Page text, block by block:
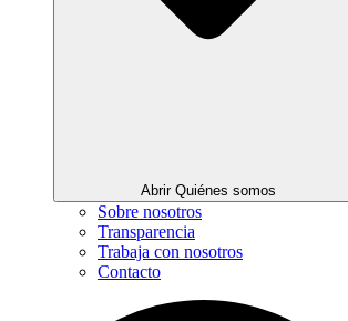
Abrir Quiénes somos
Sobre nosotros
Transparencia
Trabaja con nosotros
Contacto